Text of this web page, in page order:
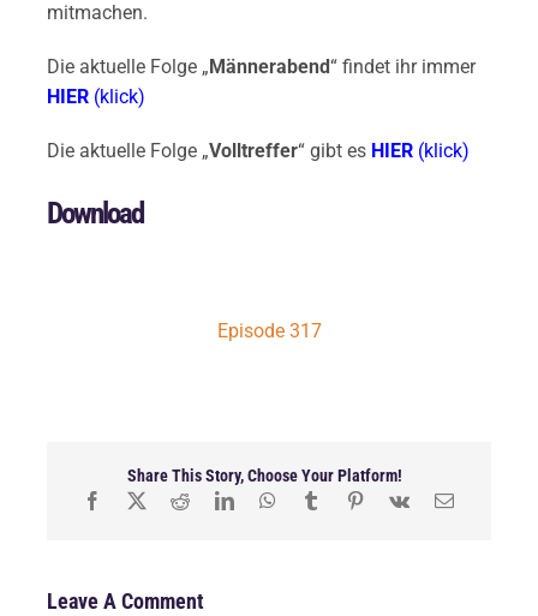
mitmachen.
Die aktuelle Folge „ Männerabend“ findet ihr immer
HIER(klick)
Die aktuelle Folge „Volltreffer“ gibt es HIER(klick)
Download
Episode 317
Share This Story, Choose Your Platform!
Leave A Comment